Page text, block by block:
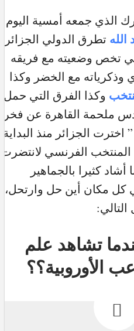
الذي جمعه أمسية اليوم
تطرق الدولي
تخص وضعيته مع فريقه
وذكرياته مع الخضر وكذا
وكذا الفرق التي حمل
ملحمة القاهرة عن
الجزائر منذ البداية
الفرنسي لانتضرت
كثيرا بالجماهير
كل مكان أين حل وارتحل،
تشاهد علم
الأوروبية؟؟